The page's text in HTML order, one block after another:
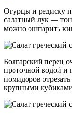
Огурцы и редиску
салатный лук —
можно ошпарить
Болгарский перец
проточной водой и
помидоров
крупными